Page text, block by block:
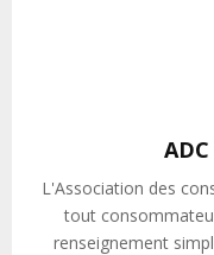
L'Association des
tout
renseignement